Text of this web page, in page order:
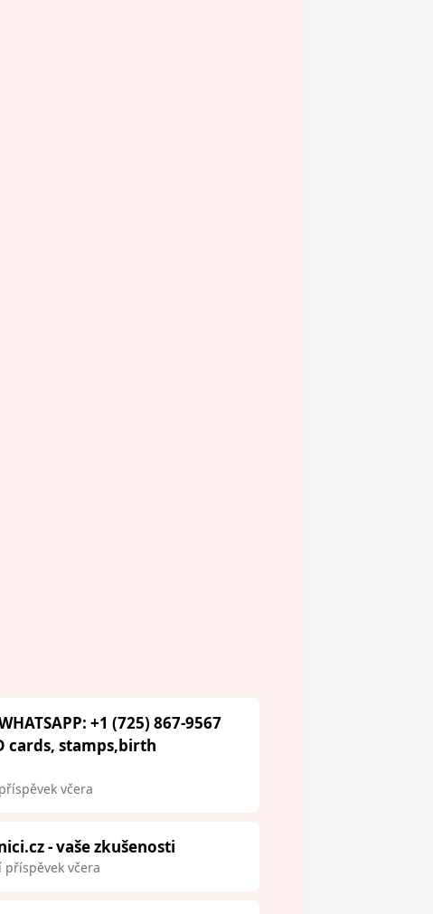
+1 (725) 867-9567
cards, stamps,birth
včera
- vaše zkušenosti
příspěvek včera